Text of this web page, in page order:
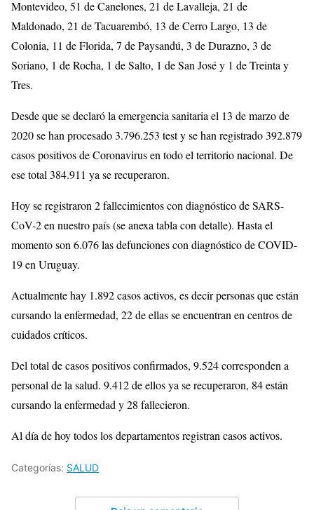
Montevideo, 51 de Canelones, 21 de Lavalleja, 21 de
Maldonado, 21 de Tacuarembó, 13 de Cerro Largo, 13 de
Colonia, 11 de Florida, 7 de Paysandú, 3 de Durazno, 3 de
Soriano, 1 de Rocha, 1 de Salto, 1 de San José y 1 de Treinta y
Tres.
Desde que se declaró la emergencia sanitaria el 13 de marzo de
2020 se han procesado 3.796.253 test y se han registrado 392.879
casos positivos de Coronavirus en todo el territorio nacional. De
ese total 384.911 ya se recuperaron.
Hoy se registraron 2 fallecimientos con diagnóstico de SARS-
CoV-2 en nuestro país (se anexa tabla con detalle). Hasta el
momento son 6.076 las defunciones con diagnóstico de COVID-
19 en Uruguay.
Actualmente hay 1.892 casos activos, es decir personas que están
cursando la enfermedad, 22 de ellas se encuentran en centros de
cuidados críticos.
Del total de casos positivos confirmados, 9.524 corresponden a
personal de la salud. 9.412 de ellos ya se recuperaron, 84 están
cursando la enfermedad y 28 fallecieron.
Al día de hoy todos los departamentos registran casos activos.
Categorías: SALUD